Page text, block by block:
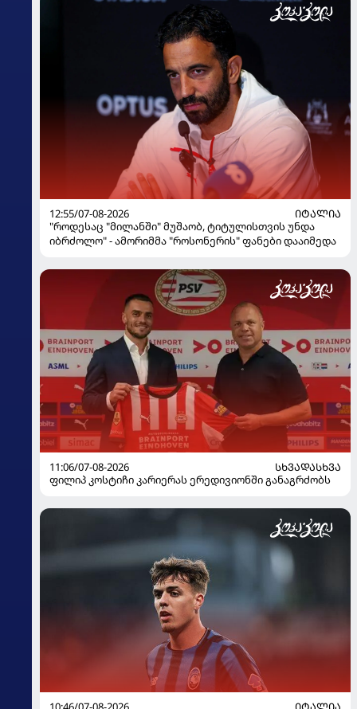
12:55/07-08-2026
ᲘᲢᲐᲚᲘᲐ
"როდესაც "მილანში" მუშაობ, ტიტულისთვის უნდა
იბრძოლო" - ამორიმმა "როსონერის" ფანები დააიმედა
11:06/07-08-2026
ᲡᲮᲕᲐᲓᲐᲡᲮᲕᲐ
ფილიპ კოსტიჩი კარიერას ერედივიონში განაგრძობს